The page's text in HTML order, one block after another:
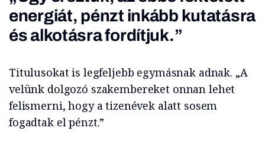
energiát, pénzt inkább kutatásra
és alkotásra fordítjuk.”
Titulusokat is legfeljebb egymásnak adnak. „A
velünk dolgozó szakembereket onnan lehet
felismerni, hogy a tizenévek alatt sosem
fogadtak el pénzt.”